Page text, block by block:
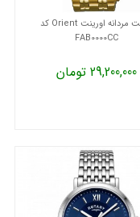
ساعت مردانه اورینت Orient کد
FAB0000CC
29,200,000 تومان